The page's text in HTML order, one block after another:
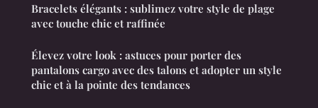
Bracelets élégants : sublimez votre style de plage
avec touche chic et raffinée
Élevez votre look : astuces pour porter des
pantalons cargo avec des talons et adopter un style
chic et à la pointe des tendances